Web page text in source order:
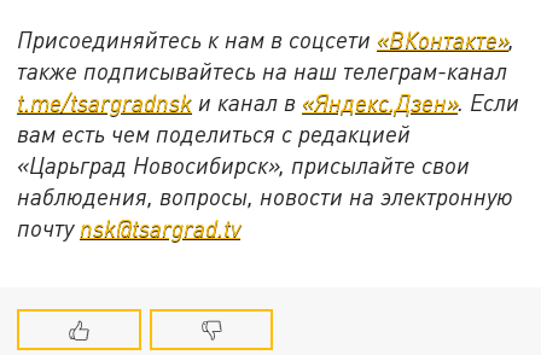
Присоединяйтесь к нам в соцсети «ВКонтакте»,
также подписывайтесь на наш телеграм-канал
t.me/tsargradnsk и канал в «Яндекс.Дзен». Если
вам есть чем поделиться с редакцией
«Царьград Новосибирск», присылайте свои
наблюдения, вопросы, новости на электронную
почту nsk@tsargrad.tv